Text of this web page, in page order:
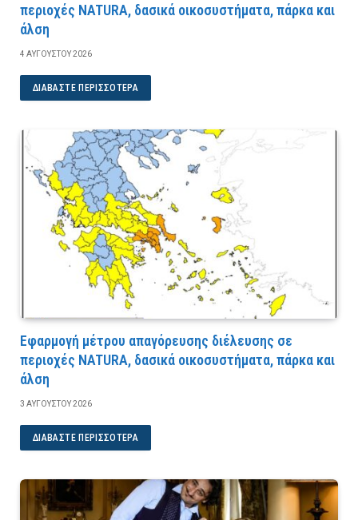
περιοχές NATURA, δασικά οικοσυστήματα, πάρκα και
άλση
4 ΑΥΓΟΎΣΤΟΥ 2026
ΔΙΑΒΆΣΤΕ ΠΕΡΙΣΣΌΤΕΡΑ
Εφαρμογή μέτρου απαγόρευσης διέλευσης σε
περιοχές NATURA, δασικά οικοσυστήματα, πάρκα και
άλση
3 ΑΥΓΟΎΣΤΟΥ 2026
ΔΙΑΒΆΣΤΕ ΠΕΡΙΣΣΌΤΕΡΑ